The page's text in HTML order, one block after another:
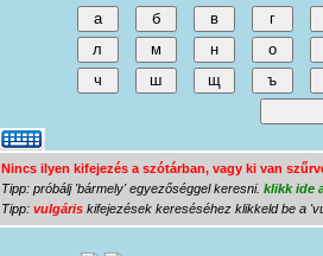
Nincs ilyen kifejezés a szótárban, vagy ki van
Tipp: próbálj 'bármely' egyezőséggel keresni. klikk ide
Tipp: vulgáris kifejezések kereséséhez klikkeld be a